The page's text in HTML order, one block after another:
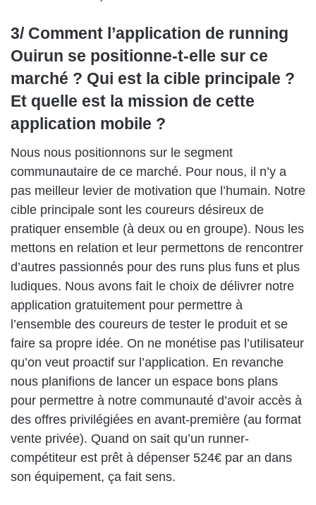
3/ Comment l’application de running
Ouirun se positionne-t-elle sur ce
marché ? Qui est la cible principale ?
Et quelle est la mission de cette
application mobile ?
Nous nous positionnons sur le segment
communautaire de ce marché. Pour nous, il n’y a
pas meilleur levier de motivation que l’humain. Notre
cible principale sont les coureurs désireux de
pratiquer ensemble (à deux ou en groupe). Nous les
mettons en relation et leur permettons de rencontrer
d’autres passionnés pour des runs plus funs et plus
ludiques. Nous avons fait le choix de délivrer notre
application gratuitement pour permettre à
l’ensemble des coureurs de tester le produit et se
faire sa propre idée. On ne monétise pas l’utilisateur
qu’on veut proactif sur l’application. En revanche
nous planifions de lancer un espace bons plans
pour permettre à notre communauté d’avoir accès à
des offres privilégiées en avant-première (au format
vente privée). Quand on sait qu’un runner-
compétiteur est prêt à dépenser 524€ par an dans
son équipement, ça fait sens.